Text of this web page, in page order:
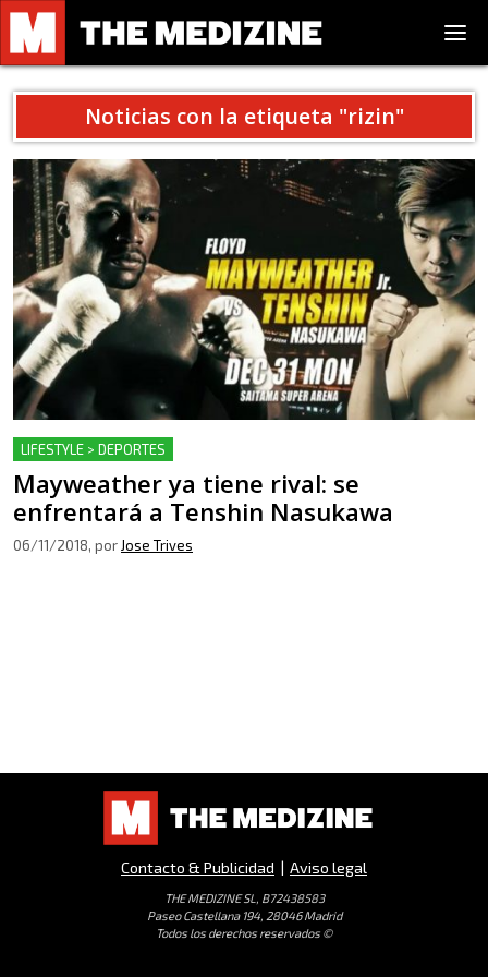
Noticias con la etiqueta "rizin"
LIFESTYLE > DEPORTES
Mayweather ya tiene rival: se
enfrentará a Tenshin Nasukawa
06/11/2018, por Jose Trives
Contacto & Publicidad | Aviso legal
THE MEDIZINE SL, B72438583
Paseo Castellana 194, 28046 Madrid
Todos los derechos reservados ©